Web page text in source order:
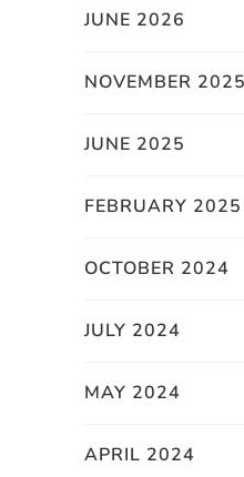
JUNE 2026
NOVEMBER 2025
JUNE 2025
FEBRUARY 2025
OCTOBER 2024
JULY 2024
MAY 2024
APRIL 2024